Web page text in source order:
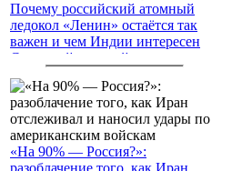
Почему российский атомный
ледокол «Ленин» остаётся так
важен и чем Индии интересен
Северный морской путь
«На 90% — Россия?»: